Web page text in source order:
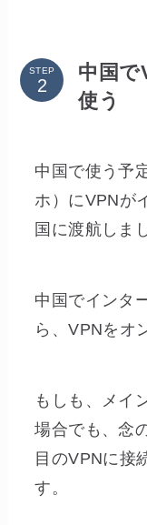
STEP
中国で
使う
中国で使う予
ホ）にVPNが
国に渡航しま
中国でインタ
ら、VPNをオ
もしも、メイ
場合でも、念
目のVPNに接
す。